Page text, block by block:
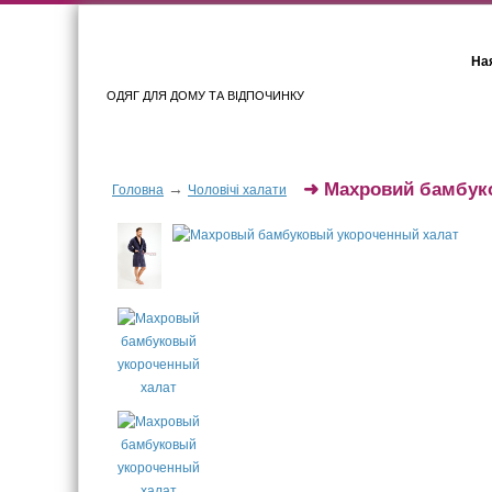
ОДЯГ ДЛЯ ДОМУ ТА ВІДПОЧИНКУ
Головна → Чоловічі халати ➜ Махровий